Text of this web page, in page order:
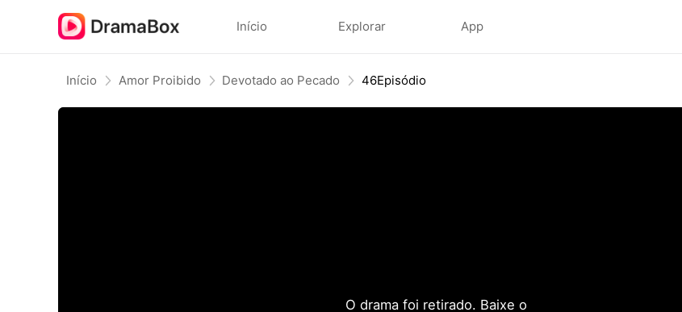
Início Explorar App
Início Amor Proibido Devotado ao Pecado 46Episódio
O drama foi retirado. Baixe o